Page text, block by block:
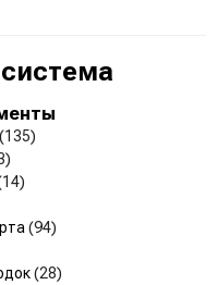
(135)
(94)
(28)